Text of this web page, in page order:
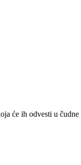
će ih odvesti u